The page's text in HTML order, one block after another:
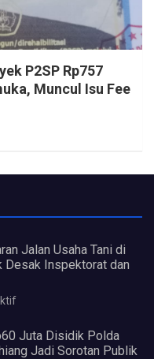
P2SP Rp757
Muncul Isu Fee
Jalan Usaha Tani di
Desak Inspektorat dan
Juta Disidik Polda
Jadi Sorotan Publik